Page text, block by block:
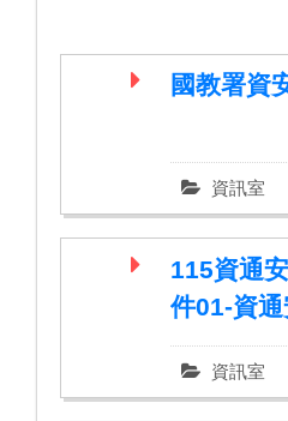
國教署資
資訊室
115資通
件01-資
(一).pdf
資訊室